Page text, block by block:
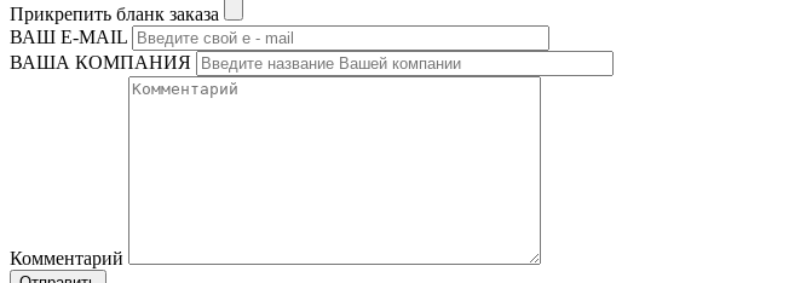
Прикрепить бланк заказа
ВАШ Е-МAIL
ВАША КОМПАНИЯ
Комментарий